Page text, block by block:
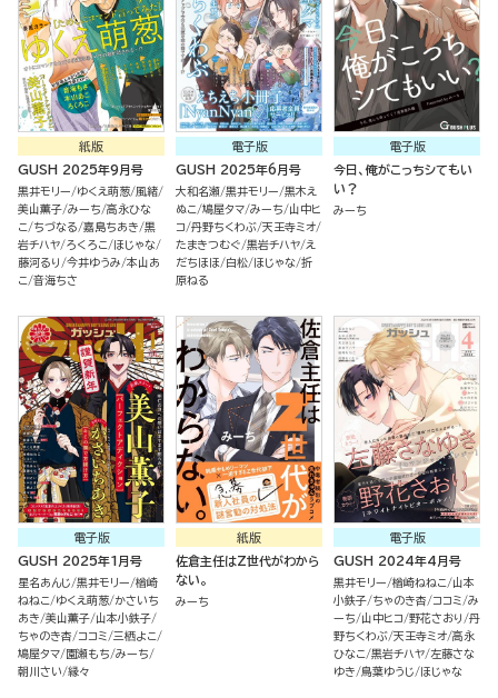
紙版
GUSH 2025年9月号
黒井モリー ゆくえ萌葱 風緒
美山薫子 みーち 高永ひな
こ
ちづなる 嘉島ちあき 黒
岩チハヤ ろくろこ
ほじゃな
藤河るり
今井ゆうみ 本山あ
こ 音海ちさ
電子版
GUSH 2025年6月号
大和名瀬 黒井モリー 黒木え
ぬこ 鳩屋タマ みーち
山中ヒ
コ 丹野ちくわぶ 天王寺ミオ
たまきつむぐ 黒岩チハヤ え
だちほほ
白松 ほじゃな 折
原ねる
電子版
今日、俺がこっちシてもい
い？
みーち
電子版
GUSH 2025年1月号
星名あんじ 黒井モリー 楢崎
ねねこ
ゆくえ萌葱 かさいち
あき 美山薫子 山本小鉄子
ちゃのき杏
ココミ 三栖よこ
鳩屋タマ 園瀬もち みーち
朝川さい 縁々
紙版
佐倉主任はZ世代がわから
ない。
みーち
電子版
GUSH 2024年4月号
黒井モリー 楢崎ねねこ
山本
小鉄子 ちゃのき杏 ココミ み
ーち
山中ヒコ 野花さおり
丹
野ちくわぶ 天王寺ミオ 高永
ひなこ 黒岩チハヤ 左藤さな
ゆき
鳥葉ゆうじ ほじゃな